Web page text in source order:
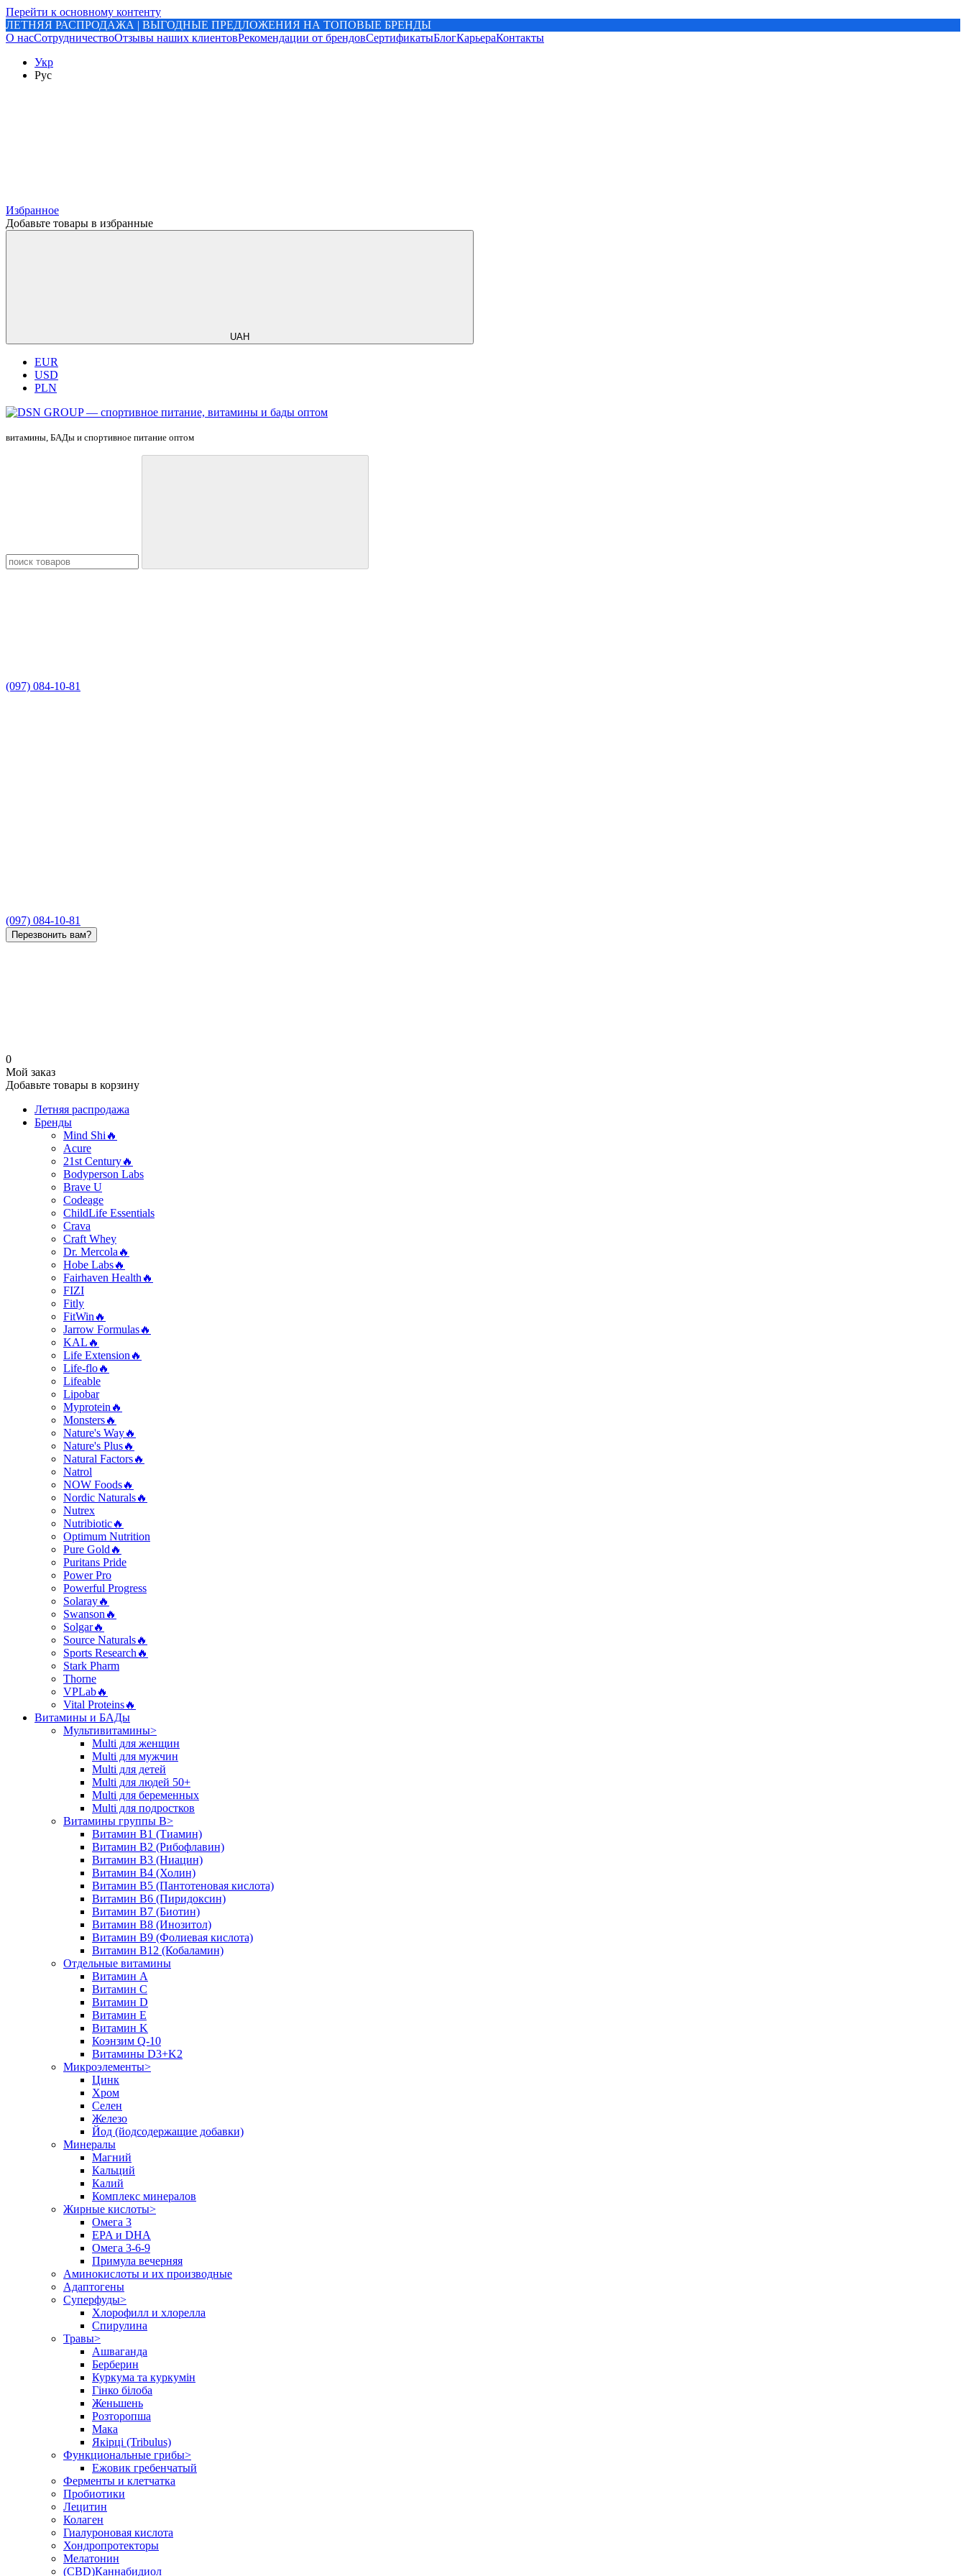
Перейти к основному контенту
ЛЕТНЯЯ РАСПРОДАЖА | ВЫГОДНЫЕ ПРЕДЛОЖЕНИЯ НА ТОПОВЫЕ БРЕНДЫ
О насСотрудничествоОтзывы наших клиентовРекомендации от брендовСертификатыБлогКарьераКонтакты
Укр
Рус
Избранное
Добавьте товары в избранные
UAH
EUR
USD
PLN
витамины, БАДы и спортивное питание оптом
(097) 084-10-81
(097) 084-10-81
Перезвонить вам?
0
Мой заказ
Добавьте товары в корзину
Летняя распродажа
Бренды
Mind Shi🔥
Acure
21st Century🔥
Bodyperson Labs
Brave U
Codeage
ChildLife Essentials
Crava
Craft Whey
Dr. Mercola🔥
Hobe Labs🔥
Fairhaven Health🔥
FIZI
Fitly
FitWin🔥
Jarrow Formulas🔥
KAL🔥
Life Extension🔥
Life-flo🔥
Lifeable
Lipobar
Myprotein🔥
Monsters🔥
Nature's Way🔥
Nature's Plus🔥
Natural Factors🔥
Natrol
NOW Foods🔥
Nordic Naturals🔥
Nutrex
Nutribiotic🔥
Optimum Nutrition
Pure Gold🔥
Puritans Pride
Power Pro
Powerful Progress
Solaray🔥
Swanson🔥
Solgar🔥
Source Naturals🔥
Sports Research🔥
Stark Pharm
Thorne
VPLab🔥
Vital Proteins🔥
Витамины и БАДы
Мультивитамины>
Multi для женщин
Multi для мужчин
Multi для детей
Multi для людей 50+
Multi для беременных
Multi для подростков
Витамины группы B>
Витамин B1 (Тиамин)
Витамин B2 (Рибофлавин)
Витамин B3 (Ниацин)
Витамин B4 (Холин)
Витамин B5 (Пантотеновая кислота)
Витамин B6 (Пиридоксин)
Витамин B7 (Биотин)
Витамин B8 (Инозитол)
Витамин B9 (Фолиевая кислота)
Витамин B12 (Кобаламин)
Отдельные витамины
Витамин A
Витамин C
Витамин D
Витамин E
Витамин K
Коэнзим Q-10
Витамины D3+K2
Микроэлементы>
Цинк
Хром
Селен
Железо
Йод (йодсодержащие добавки)
Минералы
Магний
Кальций
Калий
Комплекс минералов
Жирные кислоты>
Омега 3
EPA и DHA
Омега 3-6-9
Примула вечерняя
Аминокислоты и их производные
Адаптогены
Суперфуды>
Хлорофилл и хлорелла
Спирулина
Травы>
Ашваганда
Берберин
Куркума та куркумін
Гінко білоба
Женьшень
Розторопша
Мака
Якірці (Tribulus)
Функциональные грибы>
Ежовик гребенчатый
Ферменты и клетчатка
Пробиотики
Лецитин
Колаген
Гиалуроновая кислота
Хондропротекторы
Мелатонин
(CBD)Каннабидиол